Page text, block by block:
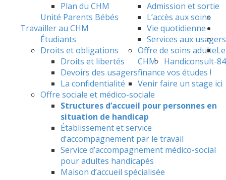
Plan du CHM
Admission et sortie
L’accès aux soins
Vie quotidienne
Services aux usagers
Droits et obligations
Droits et libertés
Devoirs des usagers
La confidentialité
Offre de soins adulte
Handiconsult-84
Offre sociale et médico-sociale
Structures d’accueil pour personnes en
situation de handicap
Établissement et service
d’accompagnement par le travail
Service d’accompagnement médico-social
pour adultes handicapés
Maison d’accueil spécialisée
Unité Parents Bébés
Travailler au CHM
Étudiants
Le
CHM
finance vos études !
Venir faire un stage ici